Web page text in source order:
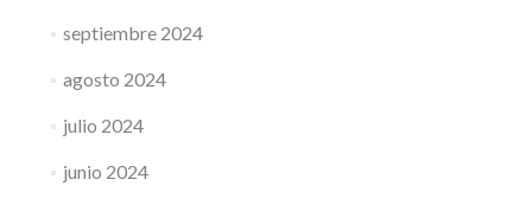
septiembre 2024
agosto 2024
julio 2024
junio 2024